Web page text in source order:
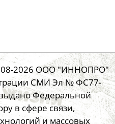
2026 ООО "ИННОПРО"
СМИ Эл № ФС77-
Федеральной
в сфере связи,
и массовых